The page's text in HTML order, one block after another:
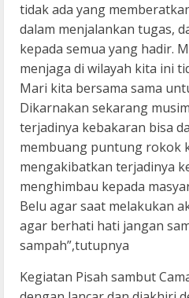
tidak ada yang
dalam menjalankan tugas,
kepada semua yang hadir.
menjaga di wilayah kita ini
Mari kita bersama sama
Dikarnakan sekarang
terjadinya kebakaran bisa
membuang puntung rokok
mengakibatkan terjadinya
menghimbau kepada
Belu agar saat melakukan
agar berhati hati jangan
sampah”,tutupnya
Kegiatan Pisah sambut